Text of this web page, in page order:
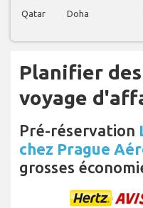
Qatar Doha
Planifier des
voyage
Pré-réservation
chez Prague
grosses